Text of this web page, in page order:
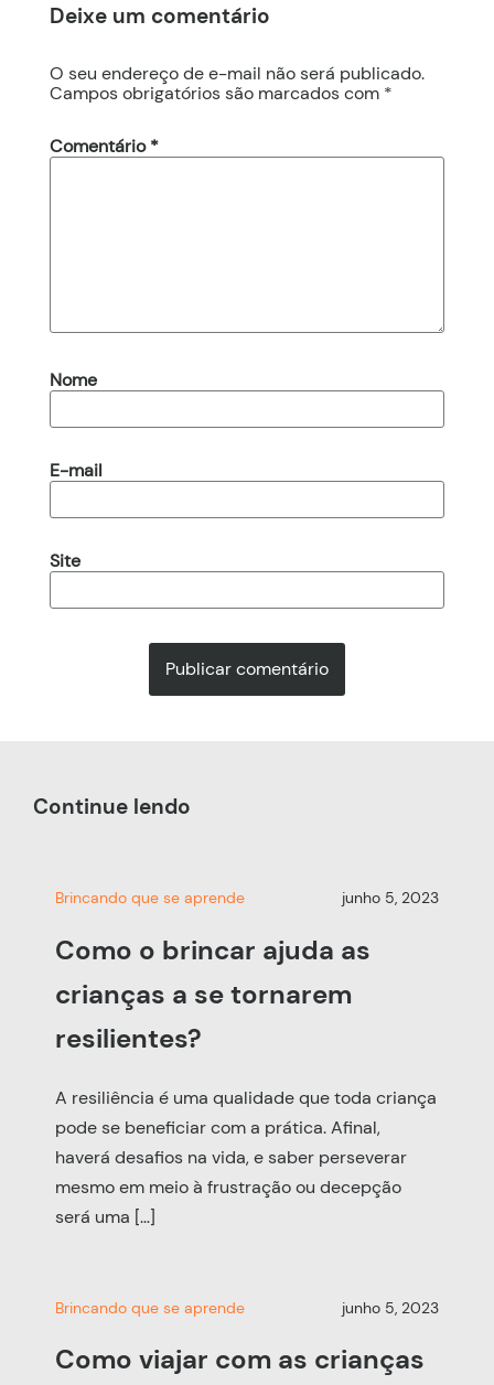
Deixe um comentário
O seu endereço de e-mail não será publicado.
Campos obrigatórios são marcados com *
Comentário*
Nome
E-mail
Site
Continue lendo
Brincando que se aprende junho 5, 2023
Como o brincar ajuda as
crianças a se tornarem
resilientes?
A resiliência é uma qualidade que toda criança
pode se beneficiar com a prática. Afinal,
haverá desafios na vida, e saber perseverar
mesmo em meio à frustração ou decepção
será uma […]
Brincando que se aprende junho 5, 2023
Como viajar com as crianças